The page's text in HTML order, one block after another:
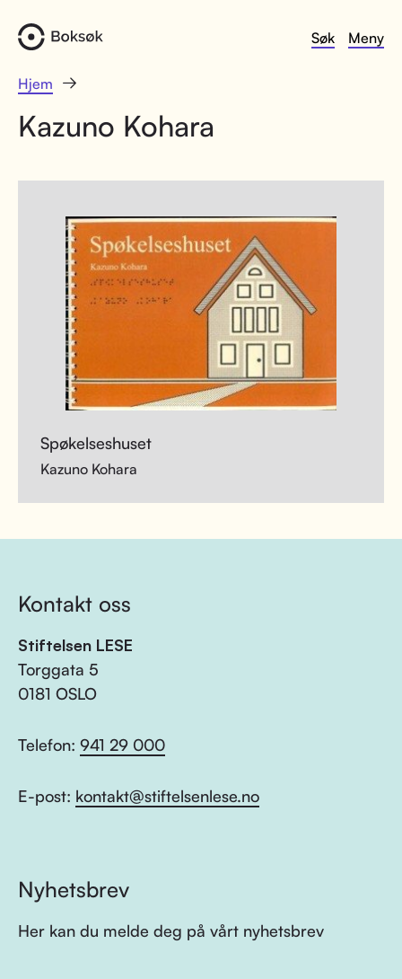
Søk Meny
Hjem
Kazuno Kohara
Spøkelseshuset
Kazuno Kohara
Kontakt oss
Stiftelsen LESE
Torggata 5
0181 OSLO
Telefon: 941 29 000
E-post: kontakt@stiftelsenlese.no
Nyhetsbrev
Her kan du melde deg på vårt nyhetsbrev